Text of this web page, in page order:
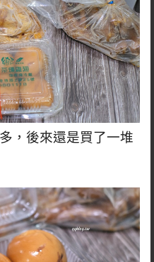
，後來還是買了一堆